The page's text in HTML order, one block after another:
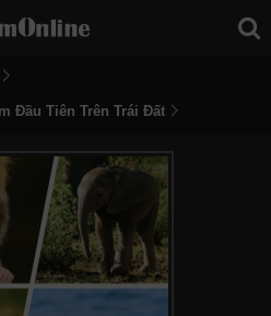
Đầu Tiên Trên Trái Đất